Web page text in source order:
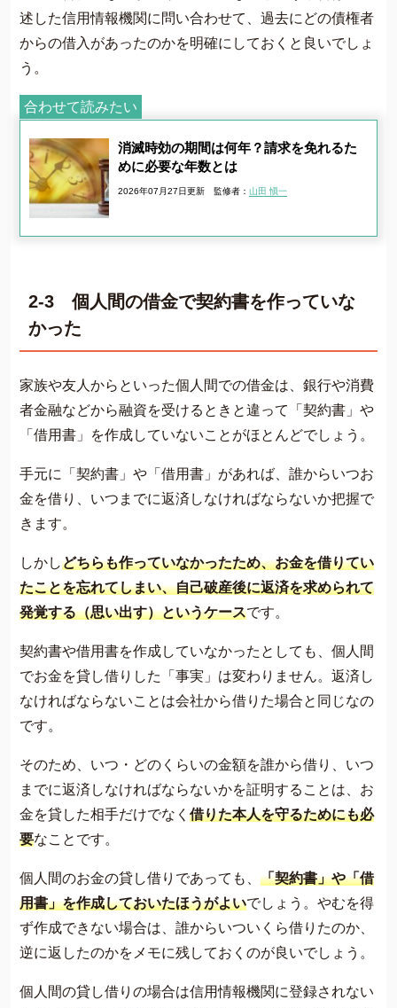
述した信用情報機関に問い合わせて、過去にどの債権者
からの借入があったのかを明確にしておくと良いでしょ
う。
合わせて読みたい
消滅時効の期間は何年？請求を免れるた
めに必要な年数とは
2026年07月27日更新 監修者： 山田 愼一
2-3 個人間の借金で契約書を作っていな
かった
家族や友人からといった個人間での借金は、銀行や消費
者金融などから融資を受けるときと違って「契約書」や
「借用書」を作成していないことがほとんどでしょう。
手元に「契約書」や「借用書」があれば、誰からいつお
金を借り、いつまでに返済しなければならないか把握で
きます。
しかしどちらも作っていなかったため、お金を借りてい
たことを忘れてしまい、自己破産後に返済を求められて
発覚する（思い出す）というケースです。
契約書や借用書を作成していなかったとしても、個人間
でお金を貸し借りした「事実」は変わりません。返済し
なければならないことは会社から借りた場合と同じなの
です。
そのため、いつ・どのくらいの金額を誰から借り、いつ
までに返済しなければならないかを証明することは、お
金を貸した相手だけでなく 借りた本人を守るためにも必
要なことです。
個人間のお金の貸し借りであっても、 「契約書」や「借
用書」を作成しておいたほうがよいでしょう。やむを得
ず作成できない場合は、誰からいついくら借りたのか、
逆に返したのかをメモに残しておくのが良いでしょう。
個人間の貸し借りの場合は信用情報機関に登録されない